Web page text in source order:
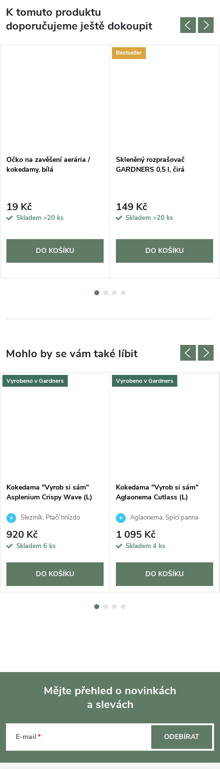
K tomuto produktu
doporučujeme ještě dokoupit
Očko na zavěšení aerária /
kokedamy, bílá
19 Kč
Skladem >20 ks
DO KOŠÍKU
Bestseller
Skleněný rozprašovač
GARDNERS 0,5 l, čirá
149 Kč
Skladem >20 ks
DO KOŠÍKU
Vyrobeno v Gardners
Kokedama "Vyrob si sám"
Asplenium Crispy Wave (L)
Sleziník, Ptačí hnízdo
920 Kč
Skladem 6 ks
DO KOŠÍKU
Vyrobeno v Gardners
Kokedama "Vyrob si sám"
Aglaonema Cutlass (L)
Aglaonema, Spící panna
1 095 Kč
Skladem 4 ks
DO KOŠÍKU
p
Mějte přehled o novinkách
a slevách
E-mail ODEBÍRAT